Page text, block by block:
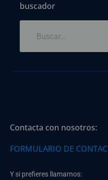
buscador
Contacta con nosotros:
FORMULARIO DE
Y si prefieres llamarnos: